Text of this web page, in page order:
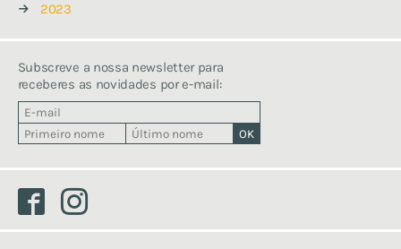
2023
Facebook
Subscreve a nossa newsletter para
receberes as novidades por e-mail: